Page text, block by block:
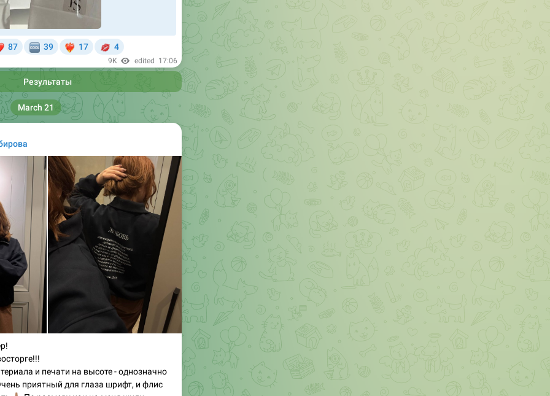
87 17
💋
9K edited17:06
Результаты
и печати на высоте - однозначно
приятный для глаза шрифт, и флис
По размеру как на меня шили.
кофта - любовь
💋
March 21